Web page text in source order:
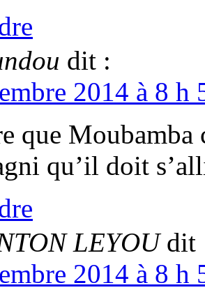
dit :
2014 à 8
que
qu’il doit
LEYOU dit
2014 à 8